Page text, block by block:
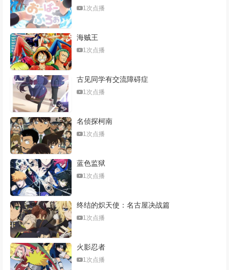
1次点播
海贼王
1次点播
古见同学有交流障碍症
1次点播
名侦探柯南
1次点播
蓝色监狱
1次点播
终结的炽天使：名古屋决战篇
1次点播
火影忍者
1次点播